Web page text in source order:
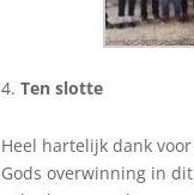
Ten slotte
Heel hartelijk dank
Gods overwinning in